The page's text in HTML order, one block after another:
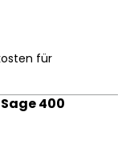
für
400